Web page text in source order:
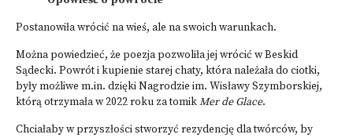
Postanowiła wrócić na wieś, ale na swoich warunkach.
Można powiedzieć, że poezja pozwoliła jej wrócić w Beskid
Sądecki. Powrót i kupienie starej chaty, która należała do ciotki,
były możliwe m.in. dzięki Nagrodzie im. Wisławy Szymborskiej,
którą otrzymała w 2022 roku za tomikMer de Glace.
Chciałaby w przyszłości stworzyć rezydencję dla twórców, by